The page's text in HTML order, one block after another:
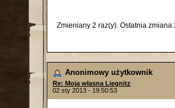
Zmieniany 2 raz(y). Ostatnia
Anonimowy użytkownik
Re: Moja własna Liegnitz
02 sty 2013 - 19:50:53